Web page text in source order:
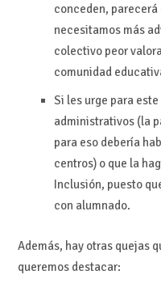
conceden, parecerá
necesitamos más
colectivo peor
comunidad
Si les urge para
administrativos (la
para eso debería
centros) o que la
Inclusión, puesto
con alumnado.
Además, hay otras quejas
queremos destacar: